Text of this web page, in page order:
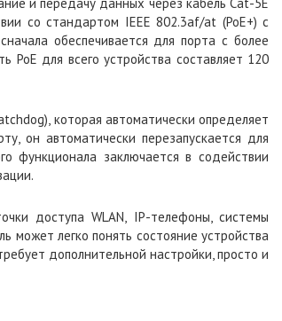
со стандартом IEEE 802.3af/at (PoE+) с
обеспечивается для порта с более
PoE для всего устройства составляет 120
которая автоматически определяет
он автоматически перезапускается для
функционала заключается в содействии
доступа WLAN, IP-телефоны, системы
может легко понять состояние устройства
дополнительной настройки, просто и